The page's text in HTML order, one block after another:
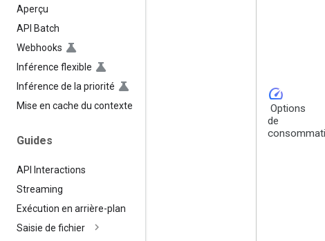
Aperçu
API Batch
Webhooks
Inférence flexible
Inférence de la priorité
Mise en cache du contexte
Guides
API Interactions
Streaming
Exécution en arrière-plan
Saisie de fichier
speed
Options
de